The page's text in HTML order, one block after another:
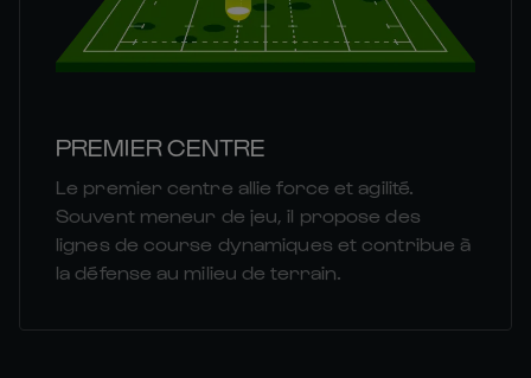
PREMIER CENTRE
Le premier centre allie force et agilité.
Souvent meneur de jeu, il propose des
lignes de course dynamiques et contribue à
la défense au milieu de terrain.